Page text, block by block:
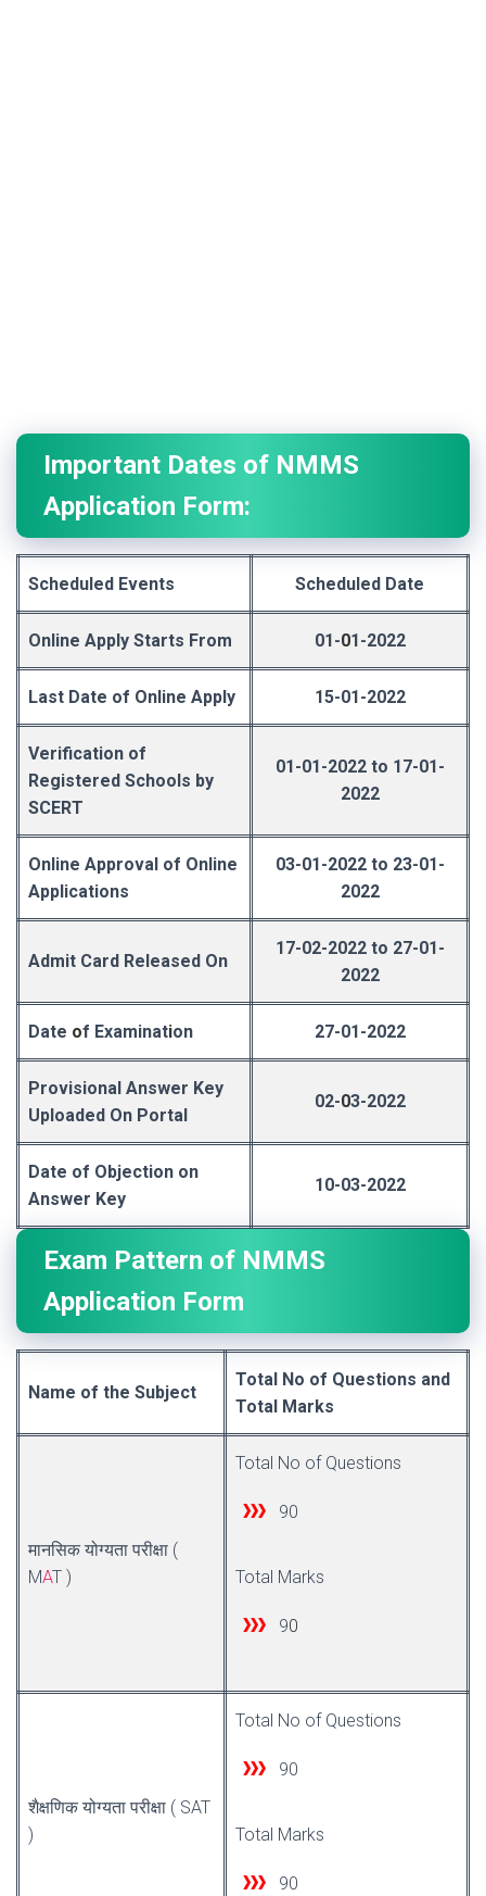
Important Dates of NMMS
Application Form:
Scheduled Events Scheduled Date
Online Apply Starts From 01-01-2022
Last Date of Online Apply 15-01-2022
Verification of
Registered Schools by
SCERT
01-01-2022 to 1 7-01-
2022
Online Approval of Online
Applications
03-01-2022 to 23-01-
2022
Admit Card Released On
17-02-2022 to 27-01-
2022
Date of Examination 27-01-2022
Provisional Answer Key
Uploaded On Portal
02-03-2022
Date of Objection on
Answer Key
10-03-2022
Exam Pattern of NMMS
Application Form
Name of the Subject
Total No of Questions and
Total Marks
मानसिक योग्यता परीक्षा (
MAT )
Total No of Questions
90
Total Marks
90
शैक्षणिक योग्यता परीक्षा ( SAT
)
Total No of Questions
90
Total Marks
90